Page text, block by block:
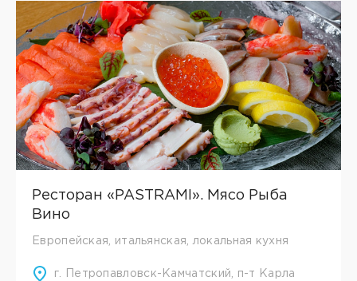
Ресторан «PASTRAMI». Мясо Рыба
Вино
Европейская, итальянская, локальная кухня
г. Петропавловск-Камчатский, п-т Карла